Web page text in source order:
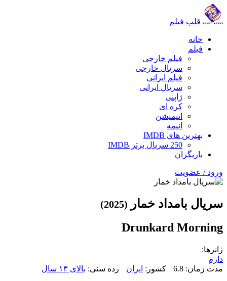
قلب فیلم
خانه
فیلم
فیلم خارجی
سریال خارجی
فیلم ایرانی
سریال ایرانی
ژاپنی
کره ای
انیمیشن
انیمه
بهترین های IMDB
250 سریال برتر IMDB
بازیگران
ورود / عضویت
سریال بامداد خمار (2025)
Drunkard Morning
ژانرها:
دارم
مدت زمان: 6.8
کشور: ایران رده سنی: بالای ۱۳ سال